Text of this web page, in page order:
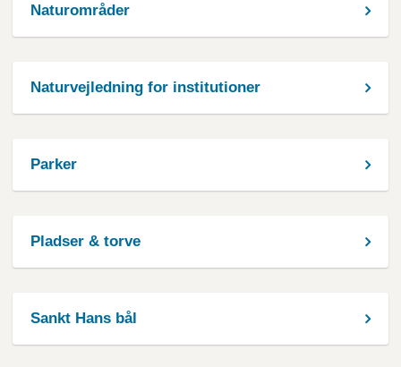
Naturområder
Naturvejledning for institutioner
Parker
Pladser & torve
Sankt Hans bål